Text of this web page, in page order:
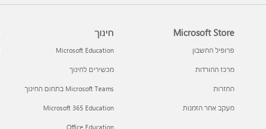
Microsoft Store
פרופיל החשבון
מרכז ההורדות
החזרות
מעקב אחר הזמנות
חינוך
Microsoft Education
מכשירים לחינוך
Microsoft Teams בתחום החינוך
Microsoft 365 Education
Office Education